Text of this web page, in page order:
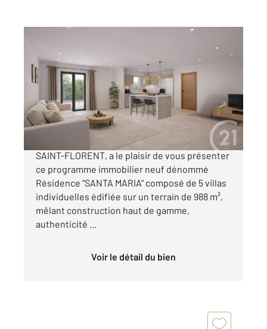
124,50 m
Ref : 3395
Maison à vendre
711 360 €
Votre agence CENTURY 21 Dary Immobilier à
SAINT-FLORENT, a le plaisir de vous présenter
ce programme immobilier neuf dénommé
Résidence "SANTA MARIA" composé de 5 villas
individuelles édifiée sur un terrain de 988 m²,
mêlant construction haut de gamme,
authenticité ...
Voir le détail du bien